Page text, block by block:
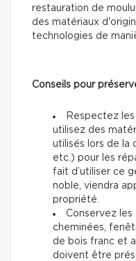
restauration de
des matériaux
technologies de
Conseils pour
Respectez les
utilisez des
utilisés lors de la
etc.) pour les
fait d’utiliser ce
noble, viendra
propriété.
Conservez les
cheminées,
de bois franc et
doivent être